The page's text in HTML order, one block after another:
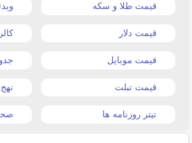
قیمت طلا و سکه
قیمت دلار
قیمت موبایل
قیمت تبلت نهج
تیتر روزنامه ها